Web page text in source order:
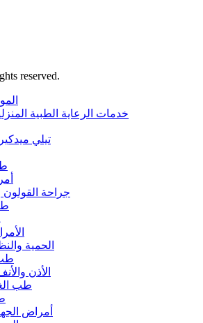
reserved.
خدمات الرعاية الطبية
تيلي ميدكير
جراحة القولون
الحمية
الأذن
طب
أمراض